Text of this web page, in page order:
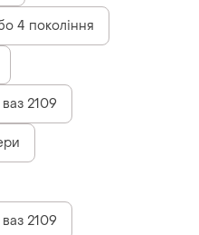
4 покоління
2109
2109